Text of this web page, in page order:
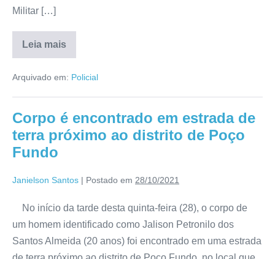
Militar […]
Leia mais
Arquivado em: Policial
Corpo é encontrado em estrada de
terra próximo ao distrito de Poço
Fundo
Janielson Santos | Postado em 28/10/2021
No início da tarde desta quinta-feira (28), o corpo de
um homem identificado como Jalison Petronilo dos
Santos Almeida (20 anos) foi encontrado em uma estrada